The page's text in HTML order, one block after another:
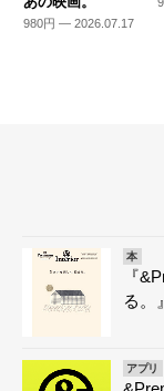
980円 — 2026.07.17
本
『
る。
アプリ